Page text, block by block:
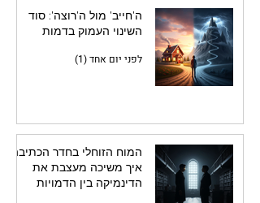
ה'חייב' מול ה'רוצה': סוד
השינוי העמוק בדמות
לפני יום אחד (1)
המוח הזוחלי בחדר הכתיבה:
איך משיכה מעצבת את
הדינמיקה בין הדמויות